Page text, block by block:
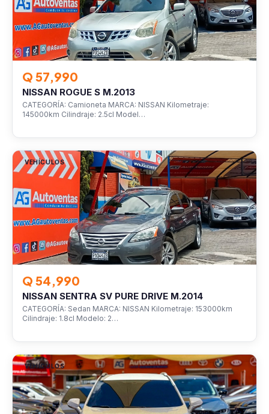
Q 57,990
NISSAN ROGUE S M.2013
CATEGORÍA: Camioneta MARCA: NISSAN Kilometraje:
145000km Cilindraje: 2.5cl Model…
VEHÍCULOS
Q 54,990
NISSAN SENTRA SV PURE DRIVE M.2014
CATEGORÍA: Sedan MARCA: NISSAN Kilometraje: 153000km
Cilindraje: 1.8cl Modelo: 2…
VEHÍCULOS